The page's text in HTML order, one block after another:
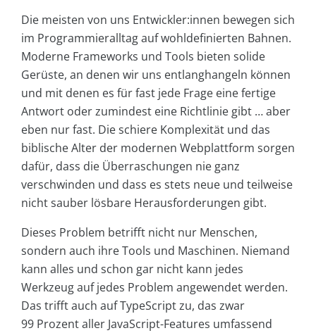
Die meisten von uns Entwickler:innen bewegen sich
im Programmieralltag auf wohldefinierten Bahnen.
Moderne Frameworks und Tools bieten solide
Gerüste, an denen wir uns entlanghangeln können
und mit denen es für fast jede Frage eine fertige
Antwort oder zumindest eine Richtlinie gibt … aber
eben nur fast. Die schiere Komplexität und das
biblische Alter der modernen Webplattform sorgen
dafür, dass die Überraschungen nie ganz
verschwinden und dass es stets neue und teilweise
nicht sauber lösbare Herausforderungen gibt.
Dieses Problem betrifft nicht nur Menschen,
sondern auch ihre Tools und Maschinen. Niemand
kann alles und schon gar nicht kann jedes
Werkzeug auf jedes Problem angewendet werden.
Das trifft auch auf TypeScript zu, das zwar
99 Prozent aller JavaScript-Features umfassend